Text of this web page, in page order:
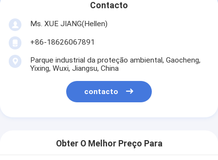
Contacto
Ms. XUE JIANG(Hellen)
+86-18626067891
Parque industrial da proteção ambiental, Gaocheng,
Yixing, Wuxi, Jiangsu, China
contacto
Obter O Melhor Preço Para